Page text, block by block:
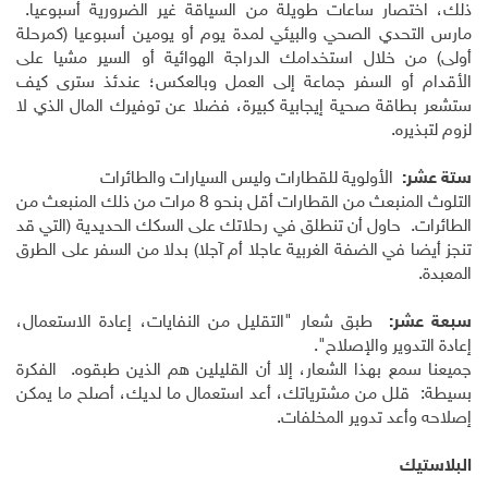
ذلك، اختصار ساعات طويلة من السياقة غير الضرورية أسبوعيا.
مارس التحدي الصحي والبيئي لمدة يوم أو يومين أسبوعيا (كمرحلة
أولى) من خلال استخدامك الدراجة الهوائية أو السير مشيا على
الأقدام أو السفر جماعة إلى العمل وبالعكس؛ عندئذ سترى كيف
ستشعر بطاقة صحية إيجابية كبيرة، فضلا عن توفيرك المال الذي لا
لزوم لتبذيره.
ستة عشر: الأولوية للقطارات وليس السيارات والطائرات
التلوث المنبعث من القطارات أقل بنحو 8 مرات من ذلك المنبعث من
الطائرات. حاول أن تنطلق في رحلاتك على السكك الحديدية (التي قد
تنجز أيضا في الضفة الغربية عاجلا أم آجلا) بدلا من السفر على الطرق
المعبدة.
سبعة عشر: طبق شعار "التقليل من النفايات، إعادة الاستعمال،
إعادة التدوير والإصلاح".
جميعنا سمع بهذا الشعار، إلا أن القليلين هم الذين طبقوه. الفكرة
بسيطة: قلل من مشترياتك، أعد استعمال ما لديك، أصلح ما يمكن
إصلاحه وأعد تدوير المخلفات.
البلاستيك